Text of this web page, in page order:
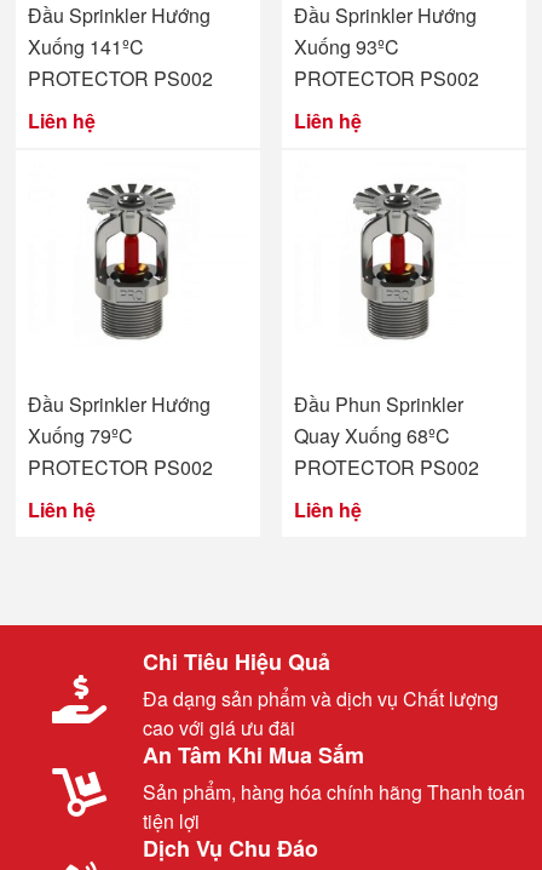
Đầu Sprinkler Hướng
Xuống 141ºC
PROTECTOR PS002
Liên hệ
Đầu Sprinkler Hướng
Xuống 93ºC
PROTECTOR PS002
Liên hệ
Đầu Sprinkler Hướng
Xuống 79ºC
PROTECTOR PS002
Liên hệ
Đầu Phun Sprinkler
Quay Xuống 68ºC
PROTECTOR PS002
Liên hệ
Chi Tiêu Hiệu Quả
Đa dạng sản phẩm và dịch vụ Chất lượng
cao với giá ưu đãi
An Tâm Khi Mua Sắm
Sản phẩm, hàng hóa chính hãng Thanh toán
tiện lợi
Dịch Vụ Chu Đáo